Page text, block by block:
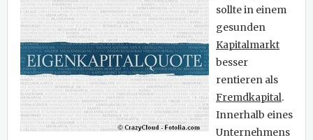
sollte in einem
gesunden
Kapitalmarkt
besser
rentieren als
Fremdkapital.
Innerhalb eines
Unternehmens